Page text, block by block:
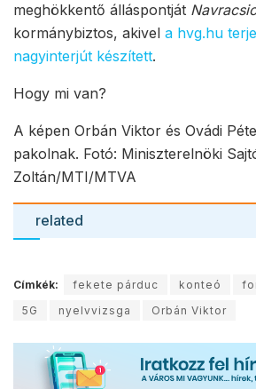
meghökkentő álláspontját
kormánybiztos, akivel a hvg.hu
nagyinterjút készített.
Hogy mi van?
A képen Orbán Viktor és Ovádi
pakolnak. Fotó: Miniszterelnöki
Zoltán/MTI/MTVA
related
Címkék: fekete párduc konteó
5G
nyelvvizsga Orbán Viktor